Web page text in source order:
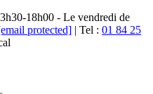
18h00 - Le vendredi de
protected] | Tel : 01 84 25